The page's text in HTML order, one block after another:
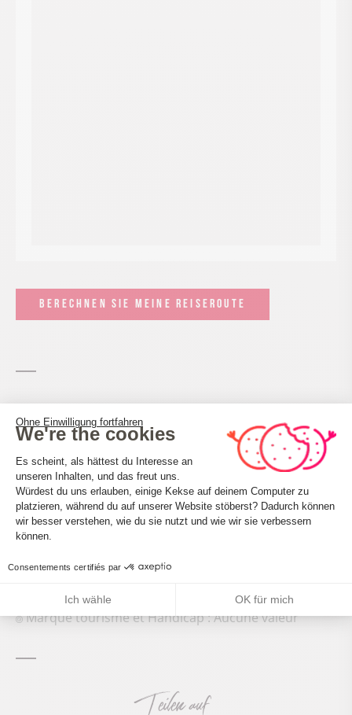
BERECHNEN SIE MEINE REISEROUTE
Accueil des personnes en situation de handicap
Tourisme adapté : Aucune valeur
Nombre de pers. pouvant être accueillis en fauteuil
roulant : Aucune valeur
Descriptif handicap mental : Aucune valeur
Descriptif handicap visuel : Aucune valeur
Descriptif handicap auditif : Aucune valeur
Marque tourisme et Handicap : Aucune valeur
Ohne Einwilligung fortfahren
We're the cookies
Einwilligungsmanagementplattform:
Es scheint, als hättest du Interesse an
unseren Inhalten, und das freut uns.
Würdest du uns erlauben, einige Kekse auf deinem Computer zu
platzieren, während du auf unserer Website stöberst? Dadurch können
wir besser verstehen, wie du sie nutzt und wie wir sie verbessern
können.
Consentements certifiés par
Ich wähle OK für mich
Axeptio consent